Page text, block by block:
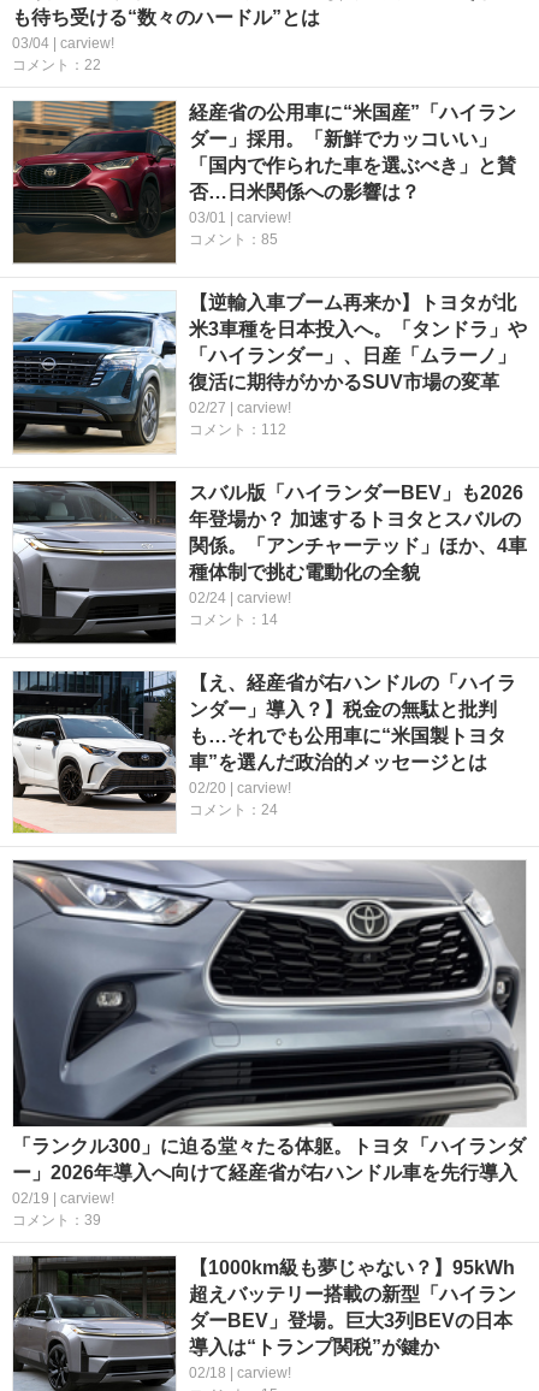
も待ち受ける“数々のハードル”とは
03/04 | carview!
コメント：22
経産省の公用車に“米国産”「ハイラン
ダー」採用。「新鮮でカッコいい」
「国内で作られた車を選ぶべき」と賛
否…日米関係への影響は？
03/01 | carview!
コメント：85
【逆輸入車ブーム再来か】トヨタが北
米3車種を日本投入へ。「タンドラ」や
「ハイランダー」、日産「ムラーノ」
復活に期待がかかるSUV市場の変革
02/27 | carview!
コメント：112
スバル版「ハイランダーBEV」も2026
年登場か？ 加速するトヨタとスバルの
関係。「アンチャーテッド」ほか、4車
種体制で挑む電動化の全貌
02/24 | carview!
コメント：14
【え、経産省が右ハンドルの「ハイラ
ンダー」導入？】税金の無駄と批判
も…それでも公用車に“米国製トヨタ
車”を選んだ政治的メッセージとは
02/20 | carview!
コメント：24
「ランクル300」に迫る堂々たる体躯。トヨタ「ハイランダ
ー」2026年導入へ向けて経産省が右ハンドル車を先行導入
02/19 | carview!
コメント：39
【1000km級も夢じゃない？】95kWh
超えバッテリー搭載の新型「ハイラン
ダーBEV」登場。巨大3列BEVの日本
導入は“トランプ関税”が鍵か
02/18 | carview!